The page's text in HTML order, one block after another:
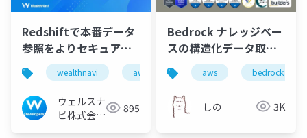
Redshiftで本番データ
参照をよりセキュアに
運用してみた
wealthnavi aws sre
ウェルスナ
ビ株式会社
895
Bedrock ナレッジベー
スの構造化データ取得
（Text to SQL）をや
ってみた
aws bedrock
しの 3K